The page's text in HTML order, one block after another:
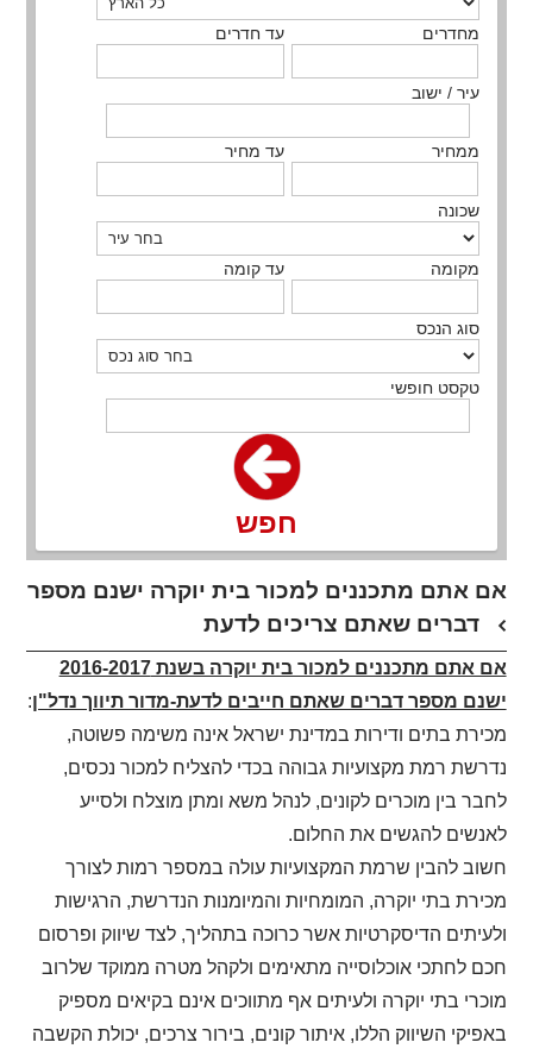
מחדרים עד חדרים
עיר / ישוב
ממחיר עד מחיר
שכונה
מקומה עד קומה
סוג הנכס
טקסט חופשי
חפש
אם אתם מתכננים למכור בית יוקרה ישנם מספר
דברים שאתם צריכים לדעת
אם אתם מתכננים למכור בית יוקרה בשנת 2016-2017
ישנם מספר דברים שאתם חייבים לדעת-מדור תיווך נדל"ן:
מכירת בתים ודירות במדינת ישראל אינה משימה פשוטה,
נדרשת רמת מקצועיות גבוהה בכדי להצליח למכור נכסים,
לחבר בין מוכרים לקונים, לנהל משא ומתן מוצלח ולסייע
לאנשים להגשים את החלום.
חשוב להבין שרמת המקצועיות עולה במספר רמות לצורך
מכירת בתי יוקרה, המומחיות והמיומנות הנדרשת, הרגישות
ולעיתים הדיסקרטיות אשר כרוכה בתהליך, לצד שיווק ופרסום
חכם לחתכי אוכלוסייה מתאימים ולקהל מטרה ממוקד שלרוב
מוכרי בתי יוקרה ולעיתים אף מתווכים אינם בקיאים מספיק
באפיקי השיווק הללו, איתור קונים, בירור צרכים, יכולת הקשבה